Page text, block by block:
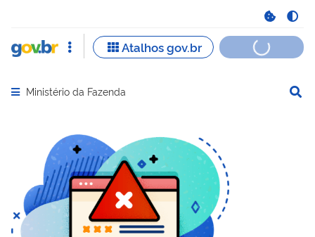
Abrir menu principal de navegação
Ministério da Fazenda